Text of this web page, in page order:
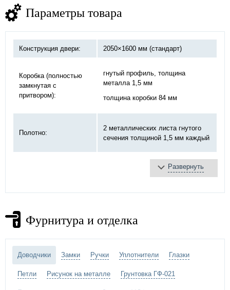
Параметры товара
Конструкция двери: 2050×1600 мм (стандарт)
Коробка (полностью
замкнутая с
притвором):
гнутый профиль, толщина
металла 1,5 мм
толщина коробки 84 мм
Полотно:
2 металлических листа гнутого
сечения толщиной 1,5 мм каждый
базальтовая плита
терморасширяющаяся
Замок: «DOORLOCK»
Петли:
диаметром 20 мм
порошковое напыление –
Развернуть
Фурнитура и отделка
Доводчики Замки Ручки Уплотнители Глазки
Петли Рисунок на металле Грунтовка ГФ-021